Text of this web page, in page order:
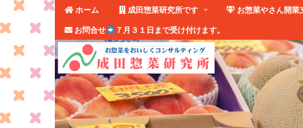
ホーム 成田惣菜研究所です お惣菜やさん開業
お問合せ
７月３１日まで受け付けます。